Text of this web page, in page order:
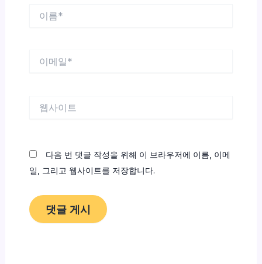
다음 번 댓글 작성을 위해 이 브라우저에 이름, 이메
일, 그리고 웹사이트를 저장합니다.